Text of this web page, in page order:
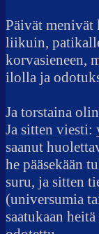
Päivät
liikuin,
korvasieneen,
ilolla ja
Ja torstaina
Ja sitten viesti:
saanut
he pääsekään
suru, ja sitten
(universumia
saatukaan